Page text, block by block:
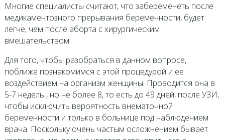
Многие специалисты считают, что забеременеть после
медикаментозного прерывания беременности, будет
легче, чем после аборта с хирургическим
вмешательством
Для того, чтобы разобраться в данном вопросе,
поближе познакомимся с этой процедурой и ее
воздействием на организм женщины. Проводится она в
5-7 недель , но не более 8, то есть до 49 дней, после УЗИ,
чтобы исключить вероятность внематочной
беременности и только в больнице под наблюдением
врача. Поскольку очень частым осложнением бывает